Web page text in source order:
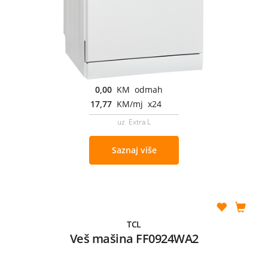
0,00 KM odmah
17,77 KM/mj x24
uz Extra L
Saznaj više
TCL
Veš mašina FF0924WA2